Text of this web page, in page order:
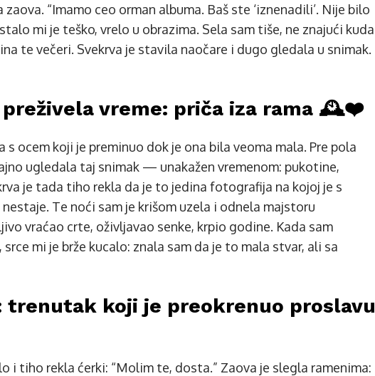
“Imamo ceo orman albuma. Baš ste ‘iznenadili’. Nije bilo
mi je teško, vrelo u obrazima. Sela sam tiše, ne znajući kuda
te večeri. Svekrva je stavila naočare i dugo gledala u snimak.
preživela vreme: priča iza rama 🕰️❤️
ocem koji je preminuo dok je ona bila veoma mala. Pre pola
ugledala taj snimak — unakažen vremenom: pukotine,
je tada tiho rekla da je to jedina fotografija na kojoj je s
Te noći sam je krišom uzela i odnela majstoru
vraćao crte, oživljavao senke, krpio godine. Kada sam
mi je brže kucalo: znala sam da je to mala stvar, ali sa
trenutak koji je preokrenuo proslavu
i tiho rekla ćerki: “Molim te, dosta.” Zaova je slegla ramenima: